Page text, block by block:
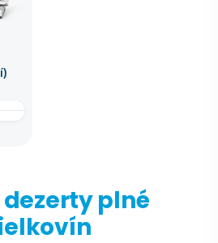
dezerty plné